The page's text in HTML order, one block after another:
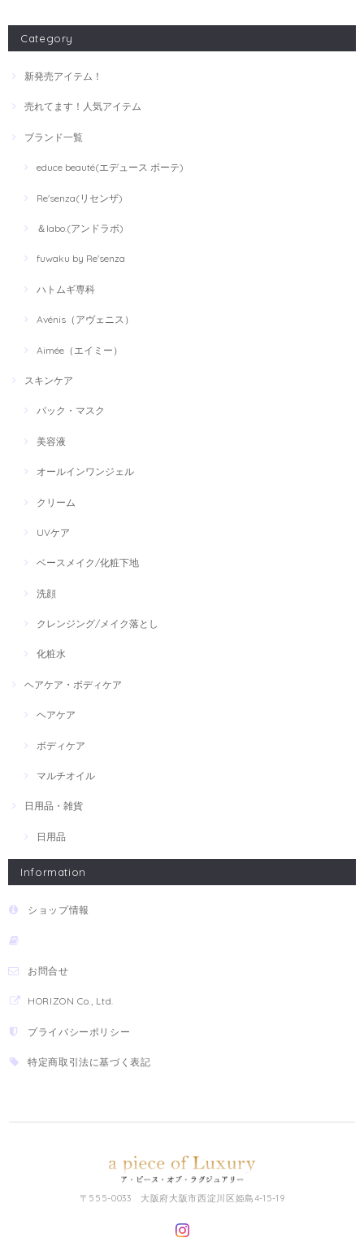
Category
新発売アイテム！
売れてます！人気アイテム
ブランド一覧
educe beauté(エデュース ボーテ)
Re'senza(リセンザ)
＆labo.(アンドラボ)
fuwaku by Re'senza
ハトムギ専科
Avénis（アヴェニス）
Aimée（エイミー）
スキンケア
パック・マスク
美容液
オールインワンジェル
クリーム
UVケア
ベースメイク/化粧下地
洗顔
クレンジング/メイク落とし
化粧水
ヘアケア・ボディケア
ヘアケア
ボディケア
マルチオイル
日用品・雑貨
日用品
Information
ショップ情報
お問合せ
HORIZON Co., Ltd.
プライバシーポリシー
特定商取引法に基づく表記
〒555-0033 大阪府大阪市西淀川区姫島4-15-19